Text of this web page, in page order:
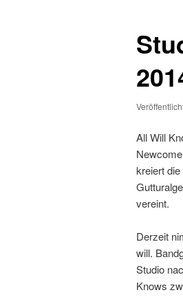
All Will
kreiert
vereint.
Derzeit
will.
Studio
Knows